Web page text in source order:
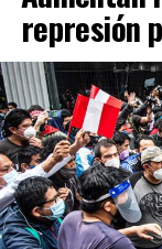
Moderna,
los 6 años o más.
“La
recibido su
recibir un
segundo, el
completar el
cobertura de
represión